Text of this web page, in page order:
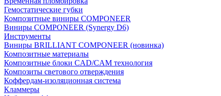
Гемостатические губки
Композитные виниры COMPONEER
Виниры COMPONEER (Synergy D6)
Инструменты
Виниры BRILLIANT COMPONEER (новинка)
Композитные материалы
Композитные блоки CAD/СAM технология
Композиты светового отверждения
Коффердам-изоляционная система
Кламмеры